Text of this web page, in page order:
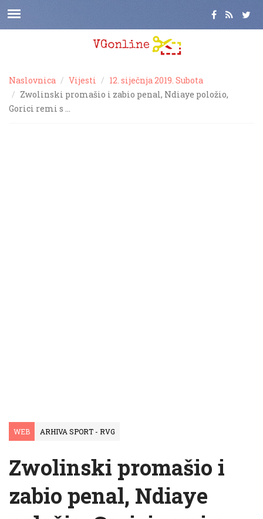
Naslovnica Vijesti
12. siječnja 2019. Subota
Zwolinski promašio i zabio penal, Ndiaye položio,
Gorici remi s …
WEB ARHIVA SPORT - RVG
Zwolinski promašio i
zabio penal, Ndiaye